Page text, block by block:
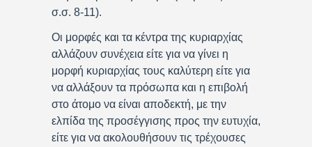
σ.σ. 8-11).
Οι μορφές και τα κέντρα της κυριαρχίας
αλλάζουν συνέχεια είτε για να γίνει η
μορφή κυριαρχίας τους καλύτερη είτε για
να αλλάξουν τα πρόσωπα και η επιβολή
στο άτομο να είναι αποδεκτή, με την
ελπίδα της προσέγγισης προς την ευτυχία,
είτε για να ακολουθήσουν τις τρέχουσες